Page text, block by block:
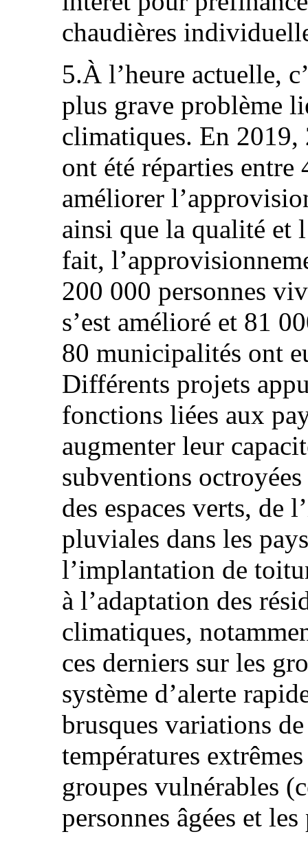
chaudières
5.À l’heure actuelle,
plus grave problème
climatiques. En
ont été réparties
améliorer
ainsi que la qualité et
fait,
200 000 personnes
s’est amélioré et 81
80 municipalités ont
Différents projets
fonctions liées aux
augmenter leur
subventions
des espaces verts, de
pluviales dans les
l’implantation de
à l’adaptation des
climatiques,
ces derniers sur les
système d’alerte
brusques variations
températures
groupes vulnérables
personnes âgées et